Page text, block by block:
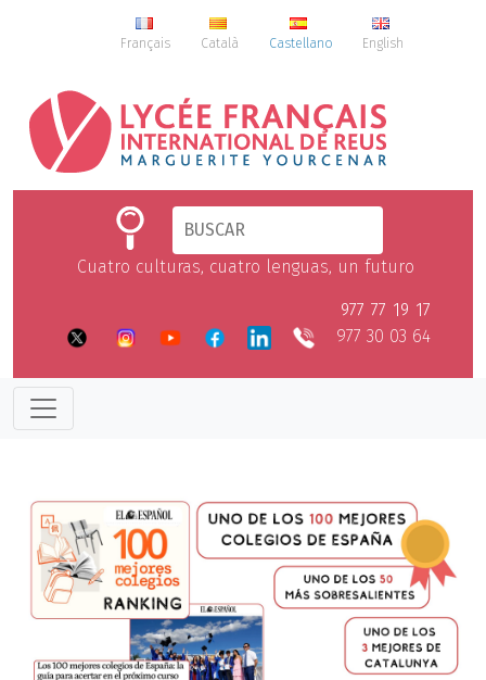
Français Català Castellano English
Cuatro culturas, cuatro lenguas, un futuro
977 77 19 17
977 30 03 64